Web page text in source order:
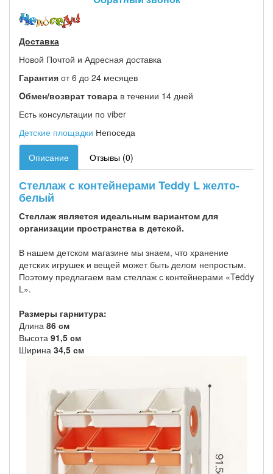
Доставка
Новой Почтой и Адресная доставка
Гарантия от 6 до 24 месяцев
Oбмен/возврат товара в течении 14 дней
Есть консультации по viber
Детские площадки Непоседа
Описание Отзывы (0)
Стеллаж с контейнерами Teddy L желто-
белый
Стеллаж является идеальным вариантом для
организации пространства в детской.
В нашем детском магазине мы знаем, что хранение
детских игрушек и вещей может быть делом непростым.
Поэтому предлагаем вам стеллаж с контейнерами «Teddy
L».
Размеры гарнитура:
Длина 86 см
Высота 91,5 см
Ширина 34,5 см